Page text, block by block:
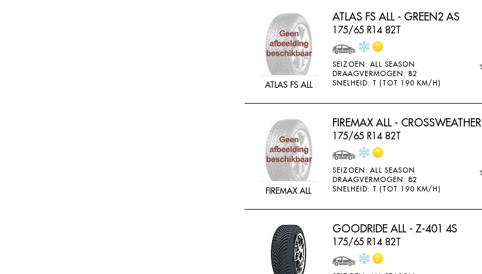
ATLAS FS ALL
ATLAS FS ALL - GREEN2 AS
175/65 R14 82T
SEIZOEN: ALL SEASON
DRAAGVERMOGEN: 82
SNELHEID: T (TOT 190 KM/H)
FIREMAX ALL
FIREMAX ALL - CROSSWEATHER
175/65 R14 82T
SEIZOEN: ALL SEASON
DRAAGVERMOGEN: 82
SNELHEID: T (TOT 190 KM/H)
GOODRIDE ALL - Z-401 4S
175/65 R14 82T